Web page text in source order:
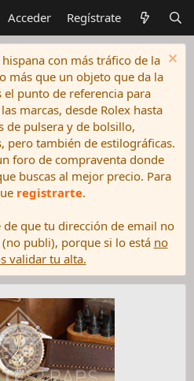
Acceder Regístrate
con más tráfico de la
más que un objeto que da la
el punto de referencia para
marcas, desde Rolex hasta
de pulsera y de bolsillo,
pero también de estilográficas.
foro de compraventa donde
buscas al mejor precio. Para
registrarte.
que tu dirección de email no
publi), porque si lo está no
validar tu alta.